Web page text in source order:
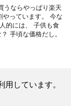
うならやっぱり楽天
やっています。 今な
的には、 子供も食
手頃な価格だし。
用しています。